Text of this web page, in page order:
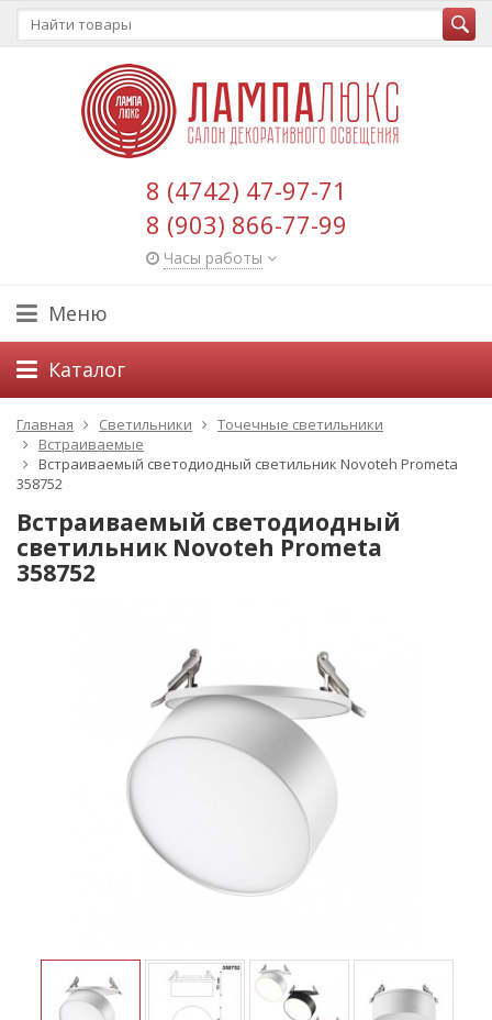
8 (4742) 47-97-71
8 (903) 866-77-99
Часы работы
Меню
Каталог
Главная Светильники
Точечные светильники
Встраиваемые
Встраиваемый светодиодный светильник Novoteh Prometa
358752
Встраиваемый светодиодный
светильник Novoteh Prometa
358752